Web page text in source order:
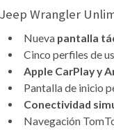
Wrangler
Nueva pantalla
Cinco perfiles de
Apple CarPlay y
Pantalla de inicio
Conectividad
Navegación